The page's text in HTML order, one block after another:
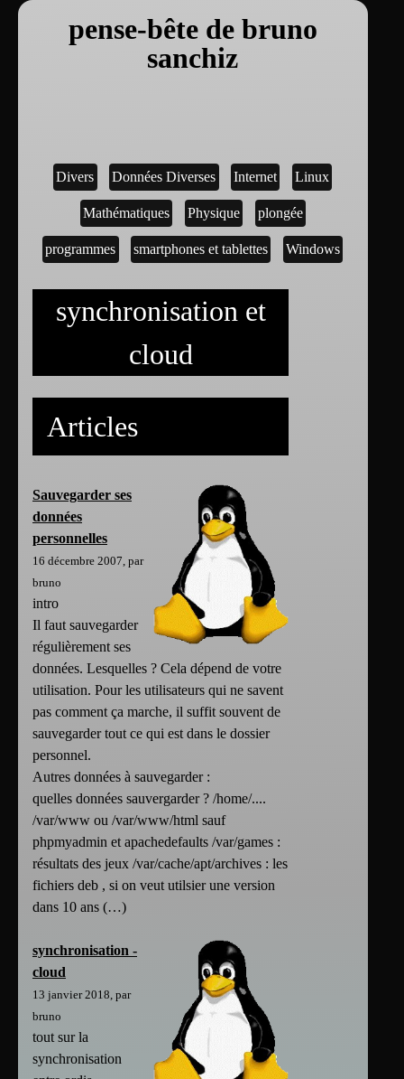
pense-bête de bruno
sanchiz
Divers Données Diverses Internet Linux
Mathématiques Physique plongée
programmes smartphones et tablettes Windows
synchronisation et
cloud
Articles
Sauvegarder ses
données
personnelles
16 décembre 2007, par
bruno
intro
Il faut sauvegarder
régulièrement ses
données. Lesquelles ? Cela dépend de votre
utilisation. Pour les utilisateurs qui ne savent
pas comment ça marche, il suffit souvent de
sauvegarder tout ce qui est dans le dossier
personnel.
Autres données à sauvegarder :
quelles données sauvergarder ? /home/....
/var/www ou /var/www/html sauf
phpmyadmin et apachedefaults /var/games :
résultats des jeux /var/cache/apt/archives : les
fichiers deb , si on veut utilsier une version
dans 10 ans (…)
synchronisation -
cloud
13 janvier 2018, par
bruno
tout sur la
synchronisation